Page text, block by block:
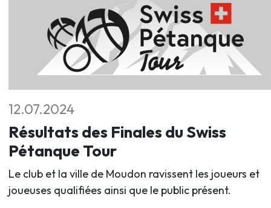
12.07.2024
Résultats des Finales du Swiss
Pétanque Tour
Le club et la ville de Moudon ravissent les joueurs et
joueuses qualifiées ainsi que le public présent.